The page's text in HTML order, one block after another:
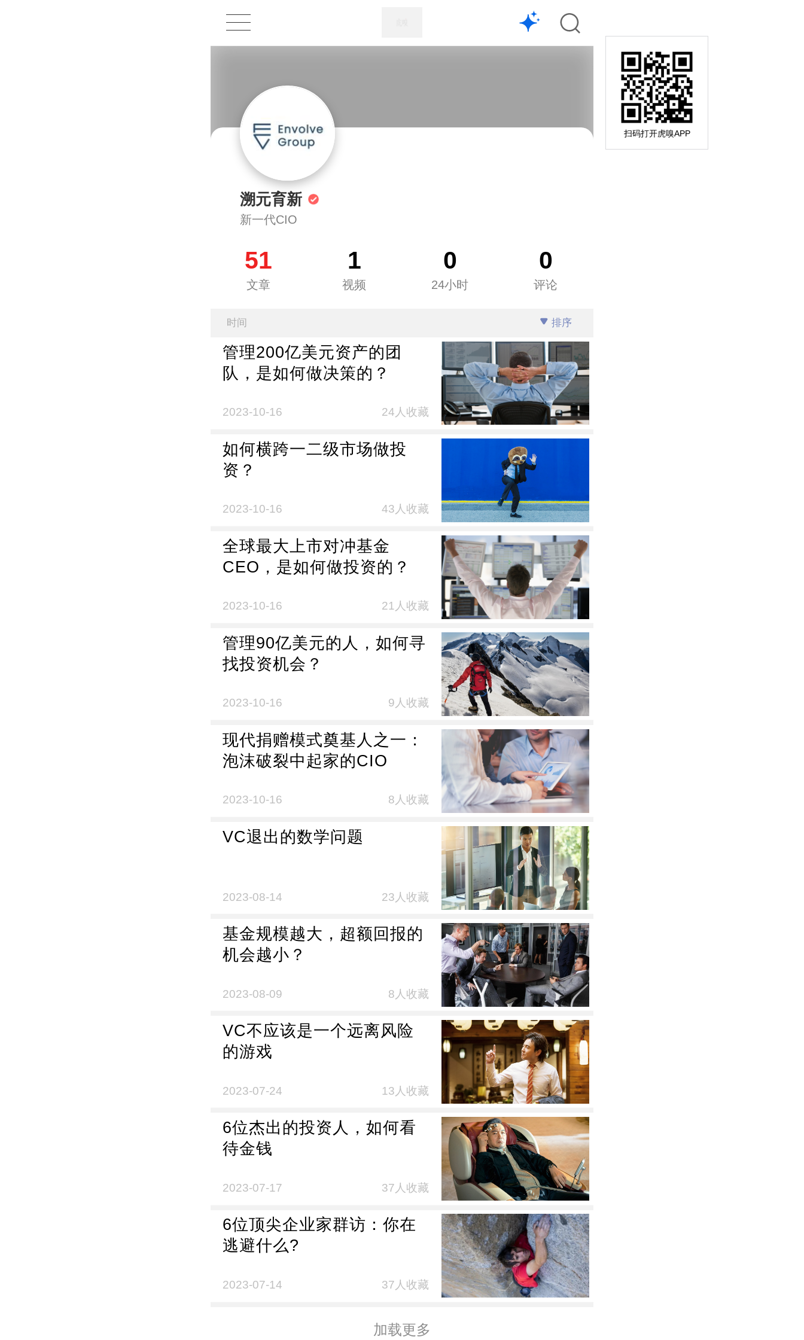
扫码打开虎嗅APP
溯元育新
新一代CIO
51
文章
1
视频
0
24小时
0
评论
时间 排序
管理200亿美元资产的团
队，是如何做决策的？
2023-10-16 24人收藏
如何横跨一二级市场做投
资？
2023-10-16 43人收藏
全球最大上市对冲基金
CEO，是如何做投资的？
2023-10-16 21人收藏
管理90亿美元的人，如何寻
找投资机会？
2023-10-16 9人收藏
现代捐赠模式奠基人之一：
泡沫破裂中起家的CIO
2023-10-16 8人收藏
VC退出的数学问题
2023-08-14 23人收藏
基金规模越大，超额回报的
机会越小？
2023-08-09 8人收藏
VC不应该是一个远离风险
的游戏
2023-07-24 13人收藏
6位杰出的投资人，如何看
待金钱
2023-07-17 37人收藏
6位顶尖企业家群访：你在
逃避什么?
2023-07-14 37人收藏
加载更多